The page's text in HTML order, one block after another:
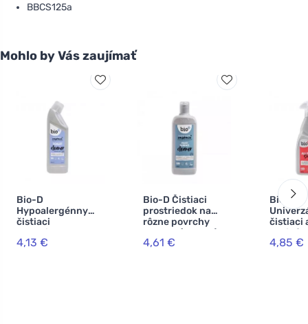
BBCS125a
Mohlo by Vás zaujímať
Bio-D
Hypoalergénny
čistiaci
prostriedok na
toalety s vôňou
4,13 €
Bio-D Čistiaci
prostriedok na
rôzne povrchy
Orange (750 ml)
4,61 €
Bio-D
čistiaci
4,85 €